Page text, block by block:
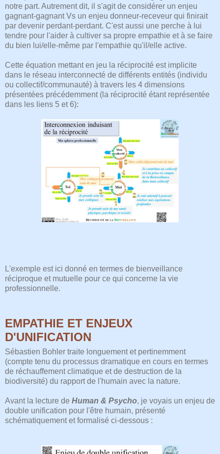
notre part. Autrement dit, il s'agit de considérer un enjeu
gagnant-gagnant Vs un enjeu donneur-receveur qui finirait
par devenir perdant-perdant. C'est aussi une perche à lui
tendre pour l'aider à cultiver sa propre empathie et à se faire
du bien lui/elle-même par l'empathie qu'il/elle active.
Cette équation mettant en jeu la réciprocité est implicite
dans le réseau interconnecté de différents entités (individu
ou collectif/communauté) à travers les 4 dimensions
présentées précédemment (la réciprocité étant représentée
dans les liens 5 et 6):
L'exemple est ici donné en termes de bienveillance
réciproque et mutuelle pour ce qui concerne la vie
professionnelle.
EMPATHIE ET ENJEUX
D'UNIFICATION
Sébastien Bohler traite longuement et pertinemment
(compte tenu du processus dramatique en cours en termes
de réchauffement climatique et de destruction de la
biodiversité) du rapport de l'humain avec la nature.
Avant la lecture de Human & Psycho, je voyais un enjeu de
double unification pour l'être humain, présenté
schématiquement et formalisé ci-dessous :